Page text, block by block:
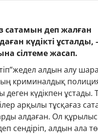
сатамын деп жалған
күдікті ұсталды,
сілтеме жасап.
алдын алу
криминалдық
күдікпен ұстады.
арқылы тұсқағаз
алдаған. Ол құрылыс
сендіріп, алдын ала